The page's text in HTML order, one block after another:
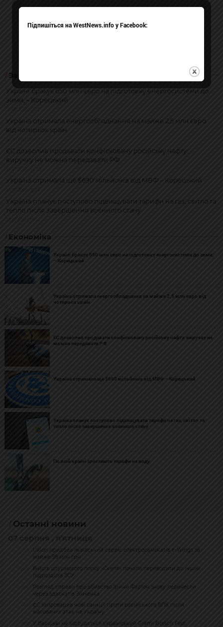
За темою
Україні бракує 650 млн євро на підготовку енергосистеми до
зими, – Корецький
Україна отримала енергообладнання на майже 2,5 млн євро
від чотирьох країн
ЄС дозволив продавати конфісковану російську нафту:
виручку не можна передавати РФ
Україна отримала ще $690 мільйонів від МВФ – Корецький
Україна планує поступово підвищувати тарифи на газ, світло та
тепло після завершення воєнного стану
Економіка
Україні бракує 650 млн євро на підготовку енергосистеми до зими,
– Корецький
Україна отримала енергообладнання на майже 2,5 млн євро від
чотирьох країн
ЄС дозволив продавати конфісковану російську нафту: виручку не
можна передавати РФ
Україна отримала ще $690 мільйонів від МВФ – Корецький
Україна планує поступово підвищувати тарифи на газ, світло та
тепло після завершення воєнного стану
По всій країні зростають тарифи на воду
Останні новини
07 серпня , п'ятниця
Uklon придбав львівський сервіс електросамокатів e-Wings за
майже 98 млн грн
Бійців штурмового полку «Скеля» почали переводити до інших
підрозділів ЗСУ
Розгляд справи про вбивство Ірини Фаріон знову перенесли
через адвокатів Зінченка
ЄС запровадив нові санкції проти російського ВПК після
масованих атак на Україну
У Варшаві не відбудеться український Gremi Borsch Fest:
Підпишіться на WestNews.info у Facebook: